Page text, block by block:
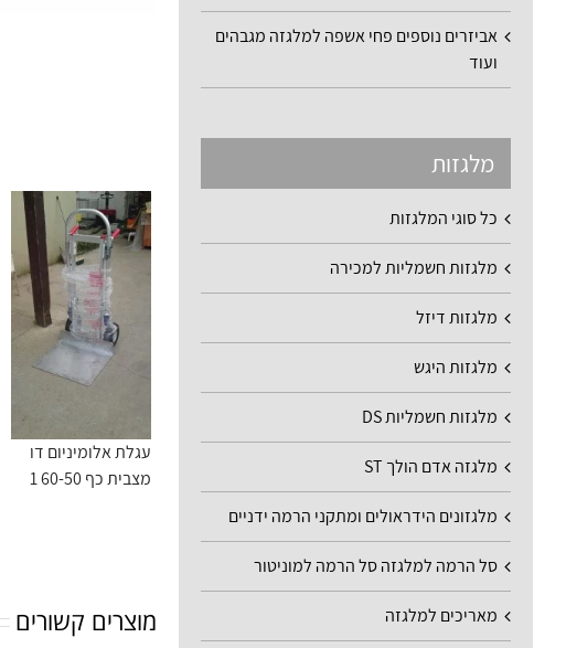
עגלת אלומיניום דו
מצבית כף 60-50 1
מוצרים קשורים
אביזרים נוספים פחי אשפה למלגזה מגבהים
ועוד
מלגזות
כל סוגי המלגזות
מלגזות חשמליות למכירה
מלגזות דיזל
מלגזות היגש
מלגזות חשמליות DS
מלגזה אדם הולך ST
מלגזונים הידראולים ומתקני הרמה ידניים
סל הרמה למלגזה סל הרמה למוניטור
מאריכים למלגזה